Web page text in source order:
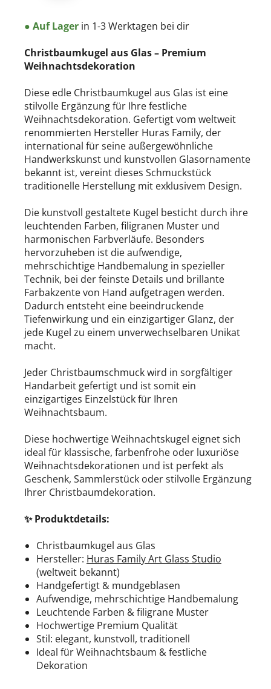
● Auf Lager in 1-3 Werktagen bei dir
Christbaumkugel aus Glas – Premium
Weihnachtsdekoration
Diese edle Christbaumkugel aus Glas ist eine
stilvolle Ergänzung für Ihre festliche
Weihnachtsdekoration. Gefertigt vom weltweit
renommierten Hersteller Huras Family, der
international für seine außergewöhnliche
Handwerkskunst und kunstvollen Glasornamente
bekannt ist, vereint dieses Schmuckstück
traditionelle Herstellung mit exklusivem Design.
Die kunstvoll gestaltete Kugel besticht durch ihre
leuchtenden Farben, filigranen Muster und
harmonischen Farbverläufe. Besonders
hervorzuheben ist die aufwendige,
mehrschichtige Handbemalung in spezieller
Technik, bei der feinste Details und brillante
Farbakzente von Hand aufgetragen werden.
Dadurch entsteht eine beeindruckende
Tiefenwirkung und ein einzigartiger Glanz, der
jede Kugel zu einem unverwechselbaren Unikat
macht.
Jeder Christbaumschmuck wird in sorgfältiger
Handarbeit gefertigt und ist somit ein
einzigartiges Einzelstück für Ihren
Weihnachtsbaum.
Diese hochwertige Weihnachtskugel eignet sich
ideal für klassische, farbenfrohe oder luxuriöse
Weihnachtsdekorationen und ist perfekt als
Geschenk, Sammlerstück oder stilvolle Ergänzung
Ihrer Christbaumdekoration.
✨ Produktdetails:
Christbaumkugel aus Glas
Hersteller: Huras Family Art Glass Studio
(weltweit bekannt)
Handgefertigt & mundgeblasen
Aufwendige, mehrschichtige Handbemalung
Leuchtende Farben & filigrane Muster
Hochwertige Premium Qualität
Stil: elegant, kunstvoll, traditionell
Ideal für Weihnachtsbaum & festliche
Dekoration